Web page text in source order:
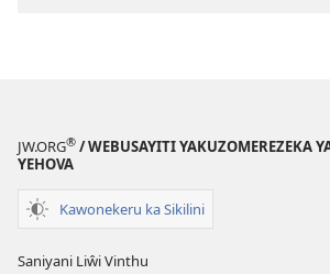
JW.ORG® / WEBUSAYITI YAKUZOMEREZEKA
YEHOVA
Kawonekeru ka Sikilini
Saniyani Liŵi Vinthu